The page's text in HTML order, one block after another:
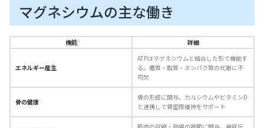
マグネシウムの主な働き
機能 詳細
エネルギー産生
ATPはマグネシウムと結合した形で機能す
る。糖質・脂質・タンパク質の代謝に不
可欠
骨の健康
骨の形成に関与。カルシウムやビタミンD
と連携して骨密度維持をサポート